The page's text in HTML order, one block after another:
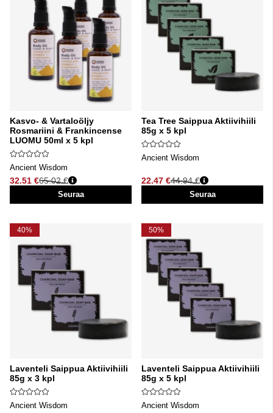
Kasvo- & Vartaloöljy
Rosmariini & Frankincense
LUOMU 50ml x 5 kpl
Ancient Wisdom
32.51 €
Normaali hinta
65.02 €
Seuraa
Tea Tree Saippua Aktiivihiili
85g x 5 kpl
Ancient Wisdom
22.47 €
Normaali hinta
44.94 €
Seuraa
40%
Laventeli Saippua Aktiivihiili
85g x 3 kpl
Ancient Wisdom
50%
Laventeli Saippua Aktiivihiili
85g x 5 kpl
Ancient Wisdom